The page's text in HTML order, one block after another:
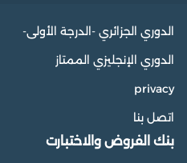
الدوري الجزائري -الدرجة الأولى-
الدوري الإنجليزي الممتاز
privacy
اتصل بنا
بنك الفروض والاختبارت